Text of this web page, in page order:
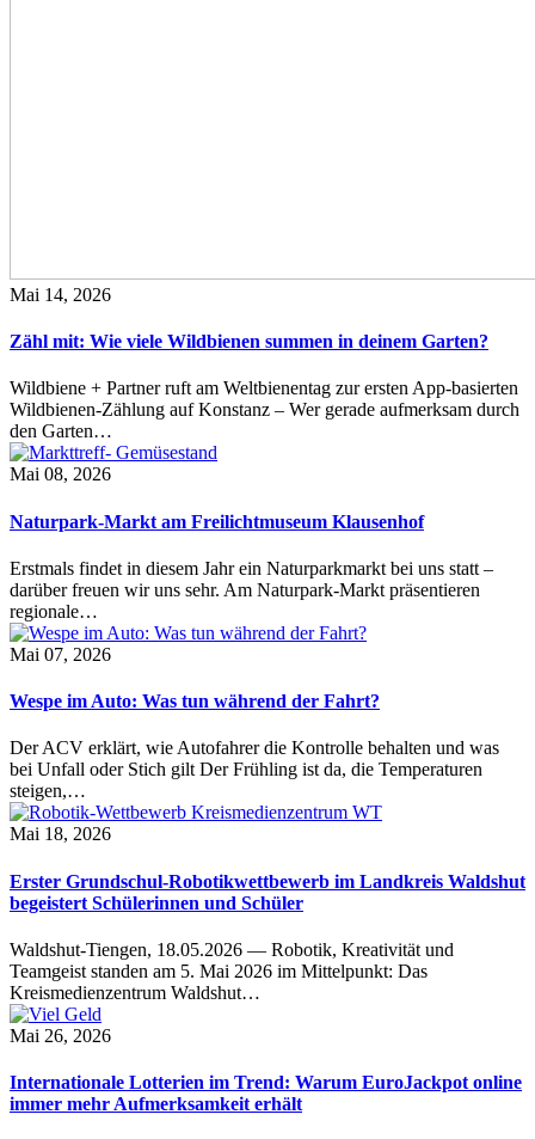
Mai 14, 2026
Zähl mit: Wie viele Wildbienen summen in deinem Garten?
Wildbiene + Partner ruft am Weltbienentag zur ersten App-basierten
Wildbienen-Zählung auf Konstanz – Wer gerade aufmerksam durch
den Garten…
Mai 08, 2026
Naturpark-Markt am Freilichtmuseum Klausenhof
Erstmals findet in diesem Jahr ein Naturparkmarkt bei uns statt –
darüber freuen wir uns sehr. Am Naturpark-Markt präsentieren
regionale…
Mai 07, 2026
Wespe im Auto: Was tun während der Fahrt?
Der ACV erklärt, wie Autofahrer die Kontrolle behalten und was
bei Unfall oder Stich gilt Der Frühling ist da, die Temperaturen
steigen,…
Mai 18, 2026
Erster Grundschul-Robotikwettbewerb im Landkreis Waldshut
begeistert Schülerinnen und Schüler
Waldshut-Tiengen, 18.05.2026 — Robotik, Kreativität und
Teamgeist standen am 5. Mai 2026 im Mittelpunkt: Das
Kreismedienzentrum Waldshut…
Mai 26, 2026
Internationale Lotterien im Trend: Warum EuroJackpot online
immer mehr Aufmerksamkeit erhält